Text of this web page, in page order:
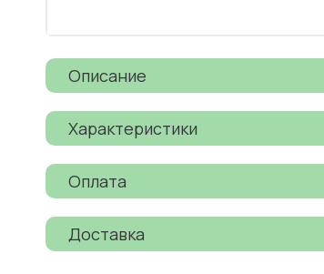
Описание
Характеристики
Оплата
Доставка